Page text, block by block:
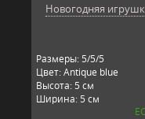
Новогодняя
Размеры: 5/5/5
Цвет: Antique blue
Высота: 5 см
Ширина: 5 см